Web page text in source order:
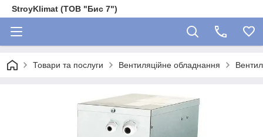
StroyKlimat (ТОВ "Бис 7")
Товари та послуги Вентиляційне обладнання